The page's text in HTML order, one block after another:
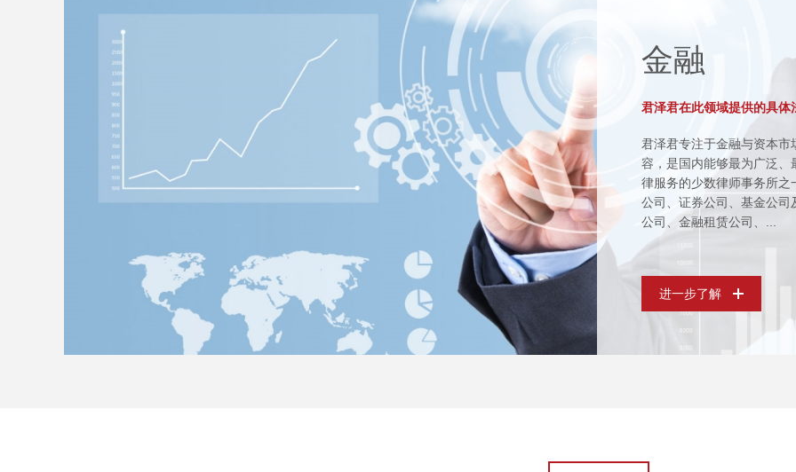
金融
君泽君在此领域提供的具体
君泽君专注于金融与资本
容，是国内能够最为广泛
律服务的少数律师事务所
公司、证券公司、基金公
公司、金融租赁公司、...
进一步了解